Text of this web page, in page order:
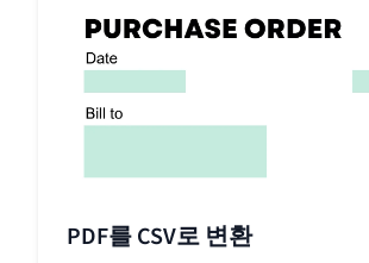
PDF를 CSV로 변환